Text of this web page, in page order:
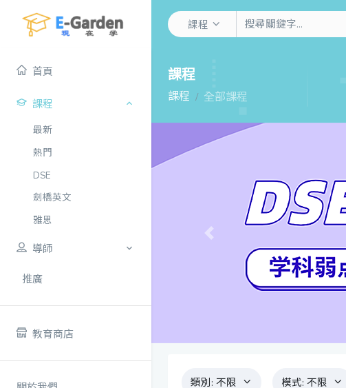
課程
首頁
課程
最新
熱門
DSE
劍橋英文
雅思
導師
推廣
教育商店
課程
課程 全部課程
Previous
類別: 不限 模式: 不限